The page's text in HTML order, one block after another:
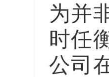
为并
时任
公司